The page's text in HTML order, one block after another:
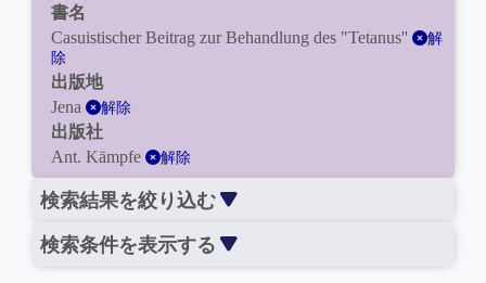
書名
Casuistischer Beitrag zur Behandlung des "Tetanus''
解
除
出版地
Jena
解除
出版社
Ant. Kämpfe
解除
検索結果を絞り込む
検索条件を表示する